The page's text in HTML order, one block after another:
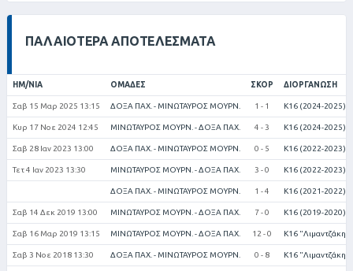
ΠΑΛΑΙΌΤΕΡΑ ΑΠΟΤΕΛΈΣΜΑΤΑ
ΗΜ/ΝΊΑ ΟΜΆΔΕΣ ΣΚΟΡ ΔΙΟΡΓΆΝΩΣΗ
Σαβ 15 Μαρ 2025 13:15 ΔΟΞΑ ΠΑΧ. - ΜΙΝΩΤΑΥΡΟΣ ΜΟΥΡΝ. 1 - 1 Κ16 (2024-2025)
Κυρ 17 Νοε 2024 12:45 ΜΙΝΩΤΑΥΡΟΣ ΜΟΥΡΝ. - ΔΟΞΑ ΠΑΧ. 4 - 3 Κ16 (2024-2025)
Σαβ 28 Ιαν 2023 13:00 ΔΟΞΑ ΠΑΧ. - ΜΙΝΩΤΑΥΡΟΣ ΜΟΥΡΝ. 0 - 5 Κ16 (2022-2023)
Τετ 4 Ιαν 2023 13:30 ΜΙΝΩΤΑΥΡΟΣ ΜΟΥΡΝ. - ΔΟΞΑ ΠΑΧ. 3 - 0 Κ16 (2022-2023)
ΔΟΞΑ ΠΑΧ. - ΜΙΝΩΤΑΥΡΟΣ ΜΟΥΡΝ. 1 - 4 Κ16 (2021-2022)
Σαβ 14 Δεκ 2019 13:00 ΜΙΝΩΤΑΥΡΟΣ ΜΟΥΡΝ. - ΔΟΞΑ ΠΑΧ. 7 - 0 Κ16 (2019-2020)
Σαβ 16 Μαρ 2019 13:15 ΜΙΝΩΤΑΥΡΟΣ ΜΟΥΡΝ. - ΔΟΞΑ ΠΑΧ. 12 - 0 Κ16
Σαβ 3 Νοε 2018 13:30 ΔΟΞΑ ΠΑΧ. - ΜΙΝΩΤΑΥΡΟΣ ΜΟΥΡΝ. 0 - 8 Κ16